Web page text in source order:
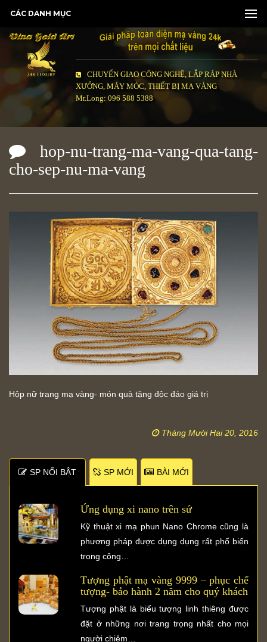
CÁC DANH MỤC
CHUYỂN GIAO CÔNG NGHỆ, LẮP RÁP NHÀ
XƯỞNG, MÁY MÓC, THIẾT BỊ MẠ VÀNG
Mr.Long: 096 588 5388
hop-nu-trang-ma-vang-qua-tang-
cho-sep-nu-ma-vang
Hộp nữ trang mạ vàng- món quà tặng độc đáo giá trị
Tháng Mười Hai 20, 2016
SP NỐI BẬT SP MỚI BÀI MỚI
Ứng dụng xi nano trên sứ
Kỹ thuật xi mạ phun Nano Chrome cũng là
phương pháp được dụng dụng rất phổ biến
trong công…
Tượng phật mạ vàng 9999 – phục chế
tượng- bảo hành 2 năm cho quý khách
Tượng phật là biểu tượng linh thiêng được
đặt ở những nơi trang trọng nhất cho mọi
người chiêm…